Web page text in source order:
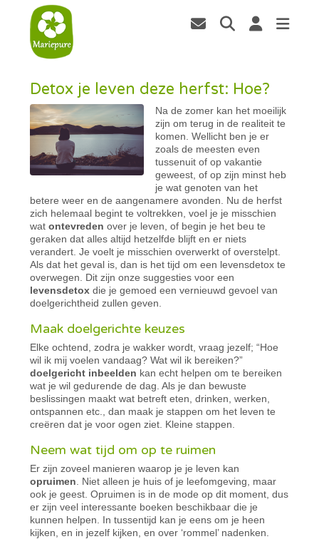
Detox je leven deze herfst: Hoe?
Na de zomer kan het moeilijk
zijn om terug in de realiteit te
komen. Wellicht ben je er
zoals de meesten even
tussenuit of op vakantie
geweest, of op zijn minst heb
je wat genoten van het
betere weer en de aangenamere avonden. Nu de herfst
zich helemaal begint te voltrekken, voel je je misschien
watontevreden over je leven, of begin je het beu te
geraken dat alles altijd hetzelfde blijft en er niets
verandert. Je voelt je misschien overwerkt of overstelpt.
Als dat het geval is, dan is het tijd om een levensdetox te
overwegen. Dit zijn onze suggesties voor een
levensdetox die je gemoed een vernieuwd gevoel van
doelgerichtheid zullen geven.
Maak doelgerichte keuzes
Elke ochtend, zodra je wakker wordt, vraag jezelf; “Hoe
wil ik mij voelen vandaag? Wat wil ik bereiken?”
doelgericht inbeelden kan echt helpen om te bereiken
wat je wil gedurende de dag. Als je dan bewuste
beslissingen maakt wat betreft eten, drinken, werken,
ontspannen etc., dan maak je stappen om het leven te
creëren dat je voor ogen ziet. Kleine stappen.
Neem wat tijd om op te ruimen
Er zijn zoveel manieren waarop je je leven kan
opruimen . Niet alleen je huis of je leefomgeving, maar
ook je geest. Opruimen is in de mode op dit moment, dus
er zijn veel interessante boeken beschikbaar die je
kunnen helpen. In tussentijd kan je eens om je heen
kijken, en in jezelf kijken, en over ‘rommel’ nadenken.